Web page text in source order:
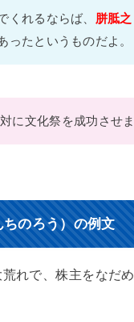
くれるならば、 胼胝之
ったというものだよ。
に文化祭を成功させま
のろう）の例文
れで、株主をなだ